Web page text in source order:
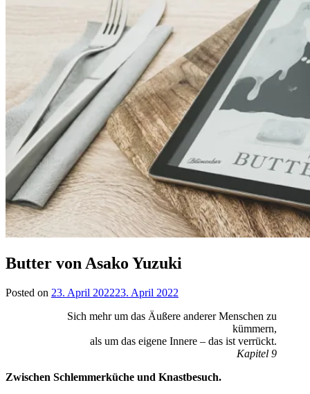
Butter von Asako Yuzuki
Posted on 23. April 202223. April 2022
Sich mehr um das Äußere anderer Menschen zu
kümmern,
als um das eigene Innere – das ist verrückt.
Kapitel 9
Zwischen Schlemmerküche und Knastbesuch.